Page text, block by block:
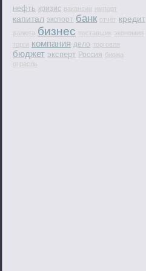
нефть кризис вакансии импорт
капитал экспорт банк отчёт кредит
валюта бизнес поставщик экономия
торги компания дело торговля
бюджет эксперт Россия биржа
отрасль